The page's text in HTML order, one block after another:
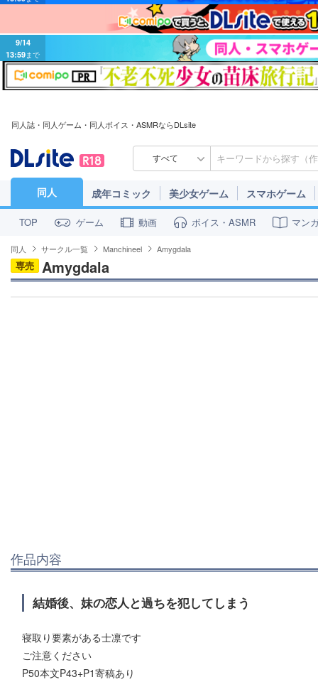
9/14
13:59
同人誌・同人ゲーム・同人ボイス・ASMRならDLsite
すべて
同人 成年コミック 美少女ゲーム スマホゲーム
TOP ゲーム 動画 ボイス・ASMR マン
同人 サークル一覧 Manchineel Amygdala
専売 Amygdala
作品内容
結婚後、妹の恋人と過ちを犯してしまう
寝取り要素がある士凛です
ご注意ください
P50本文P43+P1寄稿あり